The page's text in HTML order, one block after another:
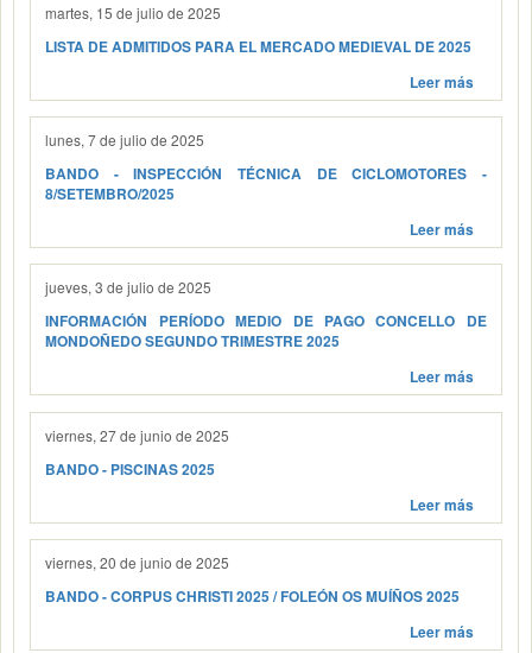
martes, 15 de julio de 2025
LISTA DE ADMITIDOS PARA EL MERCADO MEDIEVAL DE 2025
Leer más
lunes, 7 de julio de 2025
BANDO - INSPECCIÓN TÉCNICA DE CICLOMOTORES -
8/SETEMBRO/2025
Leer más
jueves, 3 de julio de 2025
INFORMACIÓN PERÍODO MEDIO DE PAGO CONCELLO DE
MONDOÑEDO SEGUNDO TRIMESTRE 2025
Leer más
viernes, 27 de junio de 2025
BANDO - PISCINAS 2025
Leer más
viernes, 20 de junio de 2025
BANDO - CORPUS CHRISTI 2025 / FOLEÓN OS MUÍÑOS 2025
Leer más